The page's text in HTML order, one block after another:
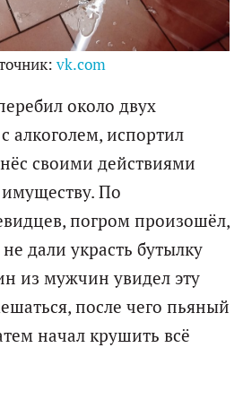
vk.com
около двух
алкоголем, испортил
своими действиями
По
погром произошёл,
дали украсть бутылку
из мужчин увидел эту
после чего пьяный
начал крушить всё